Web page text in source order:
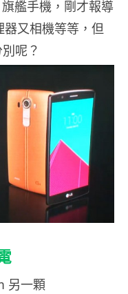
艦手機，剛才報導
又相機等等，但
呢？
另一顆